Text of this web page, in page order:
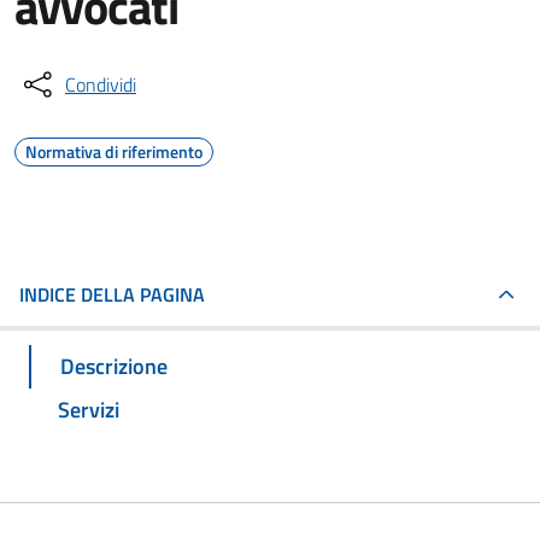
Condividi
Normativa di riferimento
INDICE DELLA PAGINA
Descrizione
Servizi